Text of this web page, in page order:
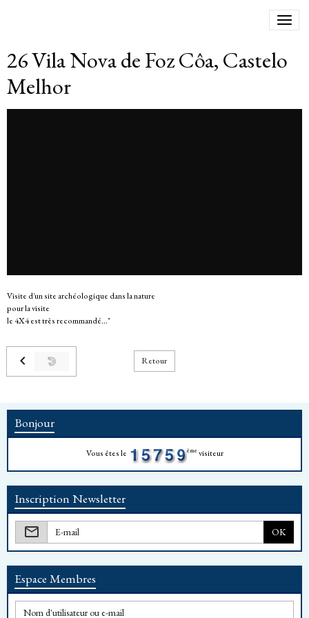
26 Vila Nova de Foz Côa, Castelo
Melhor
Visite d'un site archéologique dans la nature
pour la visite
le 4X4 est très recommandé..."
Retour
Bonjour
Vous êtes le èmevisiteur
Inscription Newsletter
OK
Espace Membres